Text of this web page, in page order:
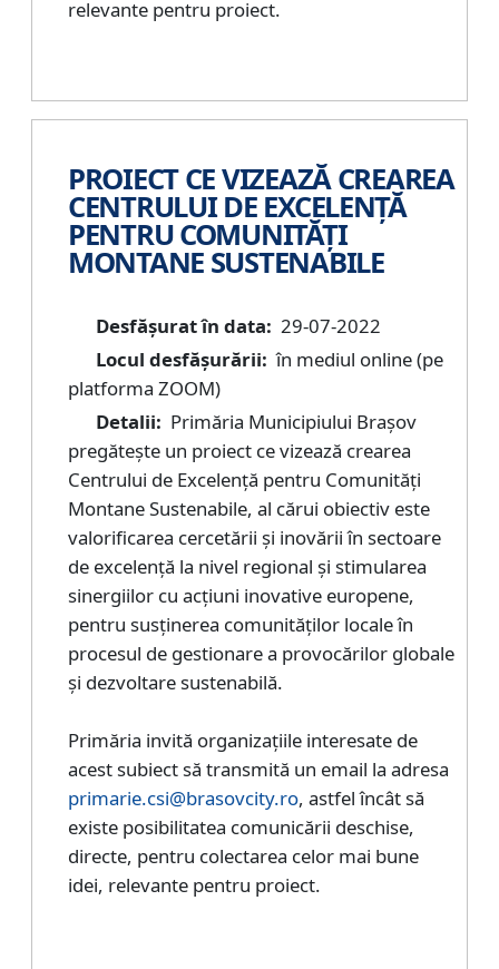
relevante pentru proiect.
PROIECT CE VIZEAZĂ CREAREA
CENTRULUI DE EXCELENȚĂ
PENTRU COMUNITĂȚI
MONTANE SUSTENABILE
Desfășurat în data: 29-07-2022
Locul desfășurării: în mediul online (pe
platforma ZOOM)
Detalii: Primăria Municipiului Brașov
pregătește un proiect ce vizează crearea
Centrului de Excelență pentru Comunități
Montane Sustenabile, al cărui obiectiv este
valorificarea cercetării și inovării în sectoare
de excelență la nivel regional și stimularea
sinergiilor cu acțiuni inovative europene,
pentru susținerea comunităților locale în
procesul de gestionare a provocărilor globale
și dezvoltare sustenabilă.
Primăria invită organizațiile interesate de
acest subiect să transmită un email la adresa
primarie.csi@brasovcity.ro, astfel încât să
existe posibilitatea comunicării deschise,
directe, pentru colectarea celor mai bune
idei, relevante pentru proiect.